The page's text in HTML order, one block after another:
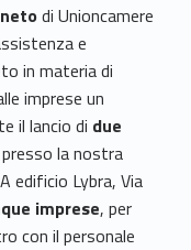
di Unioncamere
e
in materia di
imprese un
il lancio di due
la nostra
edificio Lybra, Via
imprese, per
con il personale